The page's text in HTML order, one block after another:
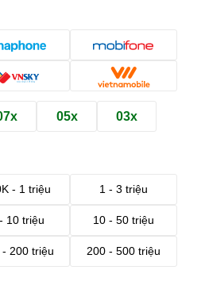
05x 03x
- 1 triệu 1 - 3 triệu
10 triệu 10 - 50 triệu
- 200 triệu 200 - 500 triệu